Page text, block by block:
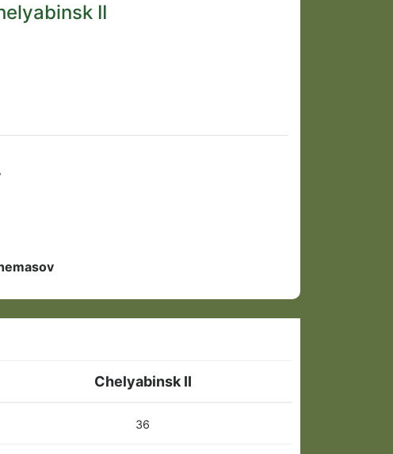
II
Chelyabinsk II
36